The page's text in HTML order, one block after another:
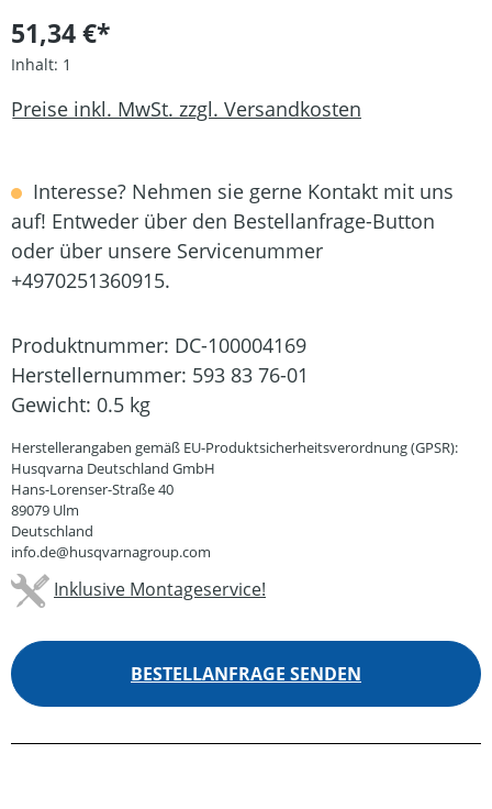
51,34 €*
Inhalt: 1
Preise inkl. MwSt. zzgl. Versandkosten
Interesse? Nehmen sie gerne Kontakt mit uns
auf! Entweder über den Bestellanfrage-Button
oder über unsere Servicenummer
+4970251360915.
Produktnummer: DC-100004169
Herstellernummer: 593 83 76-01
Gewicht: 0.5 kg
Herstellerangaben gemäß EU-Produktsicherheitsverordnung (GPSR):
Husqvarna Deutschland GmbH
Hans-Lorenser-Straße 40
89079 Ulm
Deutschland
info.de@husqvarnagroup.com
Inklusive Montageservice!
BESTELLANFRAGE SENDEN